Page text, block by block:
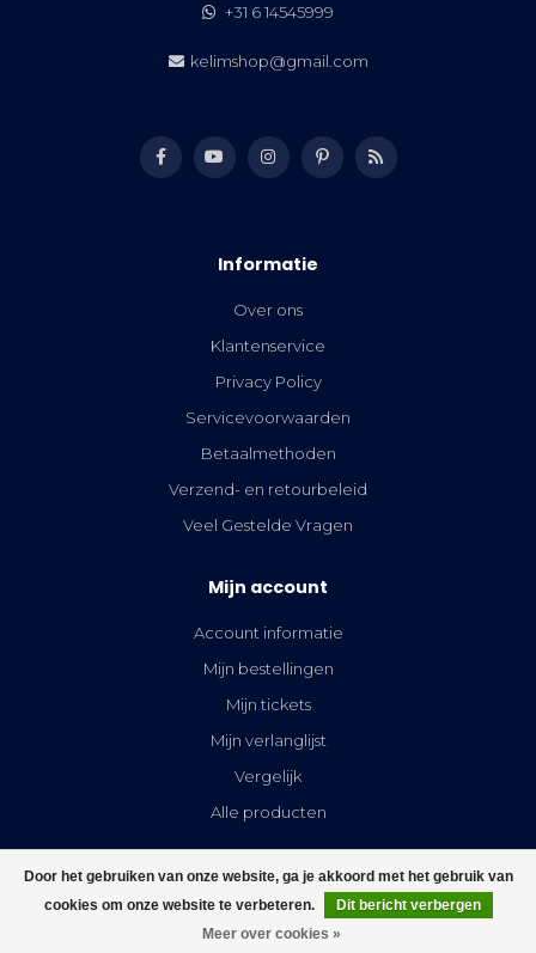
Door het gebruiken van onze website, ga je akkoord met het gebruik van
cookies om onze website te verbeteren.
Dit bericht verbergen
Meer over cookies »
+31 6 14545999
kelimshop@gmail.com
Informatie
Over ons
Klantenservice
Privacy Policy
Servicevoorwaarden
Betaalmethoden
Verzend- en retourbeleid
Veel Gestelde Vragen
Mijn account
Account informatie
Mijn bestellingen
Mijn tickets
Mijn verlanglijst
Vergelijk
Alle producten
FILTERS